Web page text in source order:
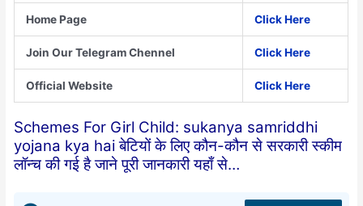
Home Page Click Here
Join Our Telegram Chennel Click Here
Official Website Click Here
Schemes For Girl Child: sukanya samriddhi
yojana kya hai बेटियों के लिए कौन-कौन से सरकारी स्कीम
लॉन्च की गई है जाने पूरी जानकारी यहाँ से…